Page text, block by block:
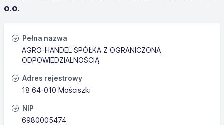
o.o.
Pełna nazwa
AGRO-HANDEL SPÓŁKA Z OGRANICZONĄ
ODPOWIEDZIALNOŚCIĄ
Adres rejestrowy
18 64-010 Mościszki
NIP
6980005474